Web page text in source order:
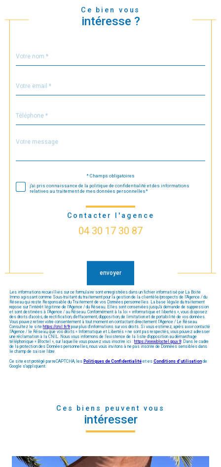
Ce bien vous
intéresse ?
par
*
*
*
Fieldset
Message
*
* Champs obligatoires
j'ai pris connaissance de la politique de confidentialité et des informations
relatives au traitement de mes données personnelles*
Contacter l'agence
04 30 17 30 87
envoyer
Les informations recueillies sur ce formulaire sont enregistrées dans un fichier informatisé par La Boite
Immo agissant comme Sous-traitant du traitement pour la gestion de la clientèle/prospects de l'Agence / du
Réseau qui reste Responsable du Traitement de vos Données personnelles. La base légale du traitement
repose sur l'intérêt légitime de l'Agence / du Réseau. Elles sont conservées jusqu'à demande de suppression
et sont destinées à l'Agence / au Réseau. Conformément à la loi « informatique et libertés », vous disposez
des droits d’accès, de rectification, d’effacement, d’opposition, de limitation et de portabilité de vos données.
Vous pouvez retirer votre consentement à tout moment en contactant directement l’Agence / Le Réseau.
Consultez le site https://cnil.fr/frpour plus d’informations sur vos droits. Si vous estimez, après avoir contacté
l'Agence / le Réseau, que vos droits « Informatique et Libertés » ne sont pas respectés, vous pouvez adresser
une réclamation à la CNIL. Nous vous informons de l’existence de la liste d'opposition au démarchage
téléphonique « Bloctel », sur laquelle vous pouvez vous inscrire ici : https://www.bloctel.gouv.fr. Dans le cadre
de la protection des Données personnelles, nous vous invitons à ne pas inscrire de Données sensibles dans
le champ de saisie libre.
Ce site est protégé par reCAPTCHA, les Politiques de Confidentialité et es Conditions d'utilisation de
Google s'appliquent.
Ces biens peuvent vous
intéresser